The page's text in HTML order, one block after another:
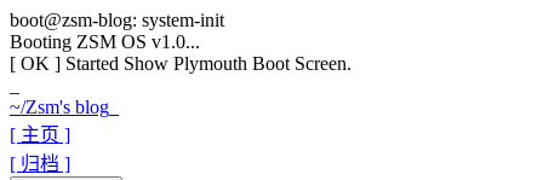
boot@zsm-blog: system-init
Booting ZSM OS v1.0...
[ OK ] Started Show Plymouth Boot Screen.
~/Zsm's blog
[ 主页 ]
[ 归档 ]